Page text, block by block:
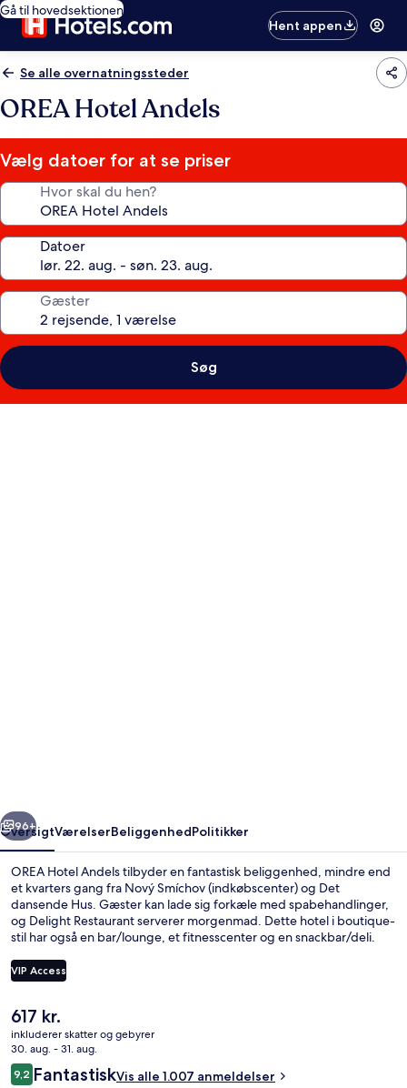
Gå til hovedsektionen
Hent appen
Se alle overnatningssteder
OREA Hotel Andels
Vælg datoer for at se priser
Hvor skal du hen?
Datoer
Gæster
Søg
Næste
96+
OversigtVærelserBeliggenhedPolitikker
OREA Hotel Andels tilbyder en fantastisk beliggenhed, mindre end
et kvarters gang fra Nový Smíchov (indkøbscenter) og Det
dansende Hus. Gæster kan lade sig forkæle med spabehandlinger,
og Delight Restaurant serverer morgenmad. Dette hotel i boutique-
stil har også en bar/lounge, et fitnesscenter og en snackbar/deli.
bedømmelser fra rejsende. Overnatningsstedet ligger kun en kort
gåtur fra offentlig transport: Anděl (ul. Plzeňská) Sporvognsstation
minutter væk.
VIP Access
Den
nuværende
pris
er
617 kr.
617 kr.
inkluderer skatter og gebyrer
30. aug. - 31. aug.
Anmeldelser
9,29,2 ud af 10.
FantastiskVis alle 1.007 anmeldelser